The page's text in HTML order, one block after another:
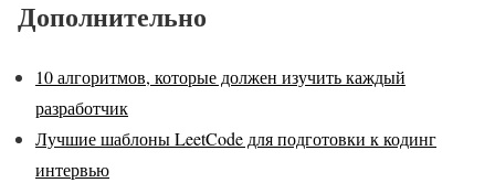
Дополнительно
10 алгоритмов, которые должен изучить каждый
разработчик
Лучшие шаблоны LeetCode для подготовки к кодинг
интервью